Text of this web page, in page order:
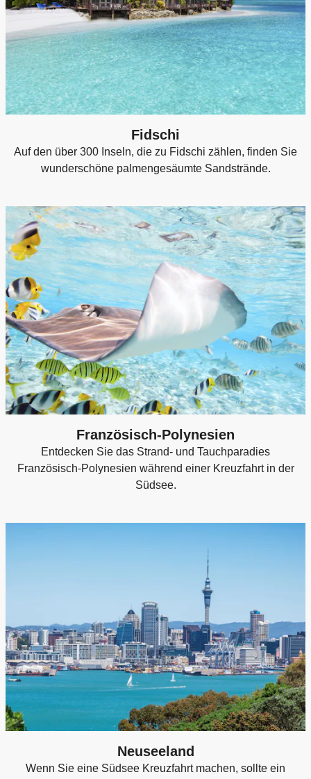
Fidschi
Auf den über 300 Inseln, die zu Fidschi zählen, finden Sie
wunderschöne palmengesäumte Sandstrände.
Französisch-Polynesien
Entdecken Sie das Strand- und Tauchparadies
Französisch-Polynesien während einer Kreuzfahrt in der
Südsee.
Neuseeland
Wenn Sie eine Südsee Kreuzfahrt machen, sollte ein